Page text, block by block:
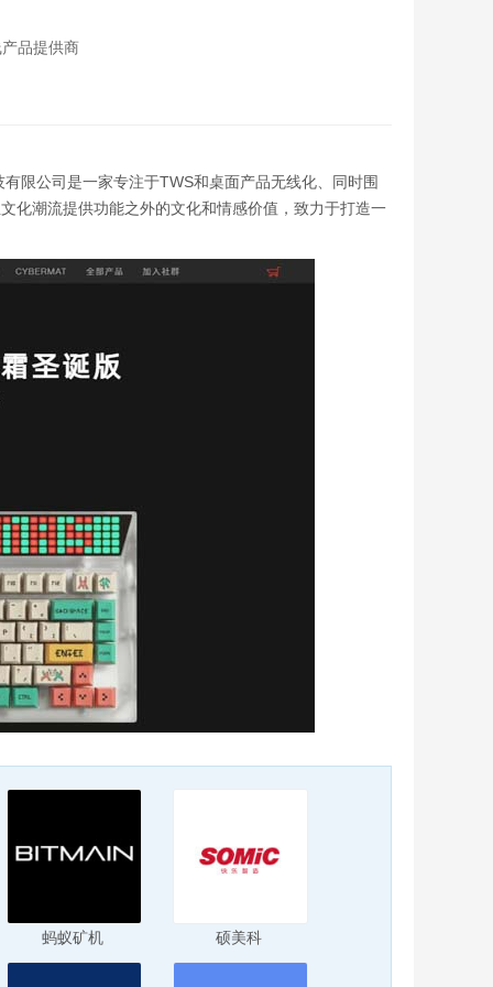
品提供商
限公司是一家专注于TWS和桌面产品无线化、同时围
化潮流提供功能之外的文化和情感价值，致力于打造一
蚂蚁矿机 硕美科